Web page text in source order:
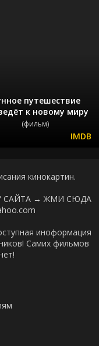
путешествие
к новому миру
(фильм)
кинокартин.
САЙТА → ЖМИ СЮДА
иноформация
Самих фильмов